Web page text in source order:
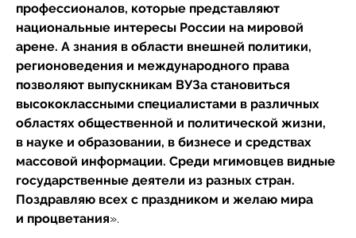
профессионалов, которые представляют
национальные интересы России на мировой
арене. А знания в области внешней политики,
регионоведения и международного права
позволяют выпускникам ВУЗа становиться
высококлассными специалистами в различных
областях общественной и политической жизни,
в науке и образовании, в бизнесе и средствах
массовой информации. Среди мгимовцев видные
государственные деятели из разных стран.
Поздравляю всех с праздником и желаю мира
и процветания».